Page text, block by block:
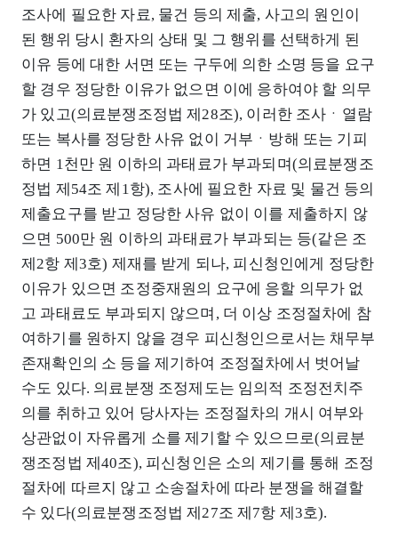
조사에 필요한 자료, 물건 등의 제출, 사고의 원인이
된 행위 당시 환자의 상태 및 그 행위를 선택하게 된
이유 등에 대한 서면 또는 구두에 의한 소명 등을 요구
할 경우 정당한 이유가 없으면 이에 응하여야 할 의무
가 있고(의료분쟁조정법 제28조), 이러한 조사ㆍ열람
또는 복사를 정당한 사유 없이 거부ㆍ방해 또는 기피
하면 1천만 원 이하의 과태료가 부과되며(의료분쟁조
정법 제54조 제1항), 조사에 필요한 자료 및 물건 등의
제출요구를 받고 정당한 사유 없이 이를 제출하지 않
으면 500만 원 이하의 과태료가 부과되는 등(같은 조
제2항 제3호) 제재를 받게 되나, 피신청인에게 정당한
이유가 있으면 조정중재원의 요구에 응할 의무가 없
고 과태료도 부과되지 않으며, 더 이상 조정절차에 참
여하기를 원하지 않을 경우 피신청인으로서는 채무부
존재확인의 소 등을 제기하여 조정절차에서 벗어날
수도 있다. 의료분쟁 조정제도는 임의적 조정전치주
의를 취하고 있어 당사자는 조정절차의 개시 여부와
상관없이 자유롭게 소를 제기할 수 있으므로(의료분
쟁조정법 제40조), 피신청인은 소의 제기를 통해 조정
절차에 따르지 않고 소송절차에 따라 분쟁을 해결할
수 있다(의료분쟁조정법 제27조 제7항 제3호).